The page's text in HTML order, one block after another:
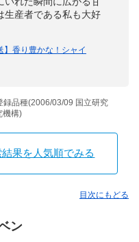
生産者である私も大好
】香り豊かな！シャイ
品種(2006/03/09 国立研究
機構)
果を人気順でみる
目次にもどる
ン